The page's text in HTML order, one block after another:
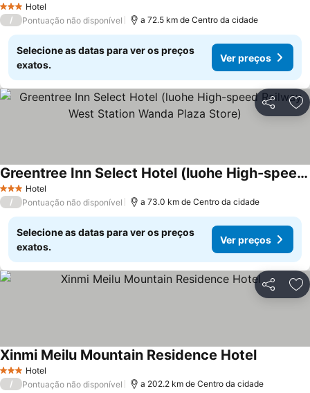
3 EstrelasHotel
/ Pontuação não disponível a 72.5 km de Centro da cidade
Selecione as datas para ver os preços
exatos.
Ver preços
Partilhar
3 EstrelasHotel
Greentree Inn Select Hotel (luohe High-speed Railway West Station Wanda Plaza Store)
/ Pontuação não disponível a 73.0 km de Centro da cidade
Selecione as datas para ver os preços
exatos.
Ver preços
Partilhar
3 EstrelasHotel
Xinmi Meilu Mountain Residence Hotel
/ Pontuação não disponível a 202.2 km de Centro da cidade